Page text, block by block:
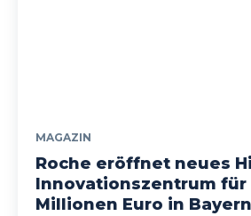
MAGAZIN
Roche eröffnet neues
Innovationszentrum für
Millionen Euro in Bayern